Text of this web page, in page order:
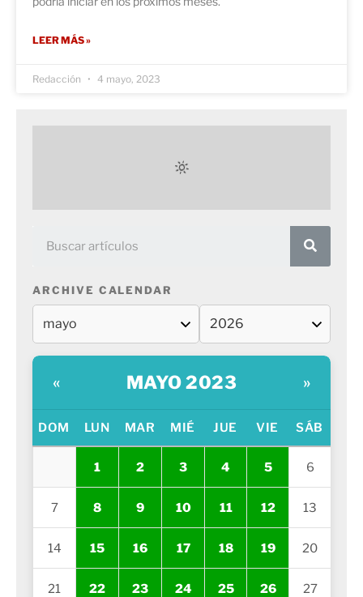
LEER MÁS »
Redacción 4 mayo, 2023
ARCHIVE CALENDAR
« MAYO 2023 »
DOM LUN MAR MIÉ JUE VIE SÁB
1 2 3 4 5 6
7 8 9 10 11 12 13
14 15 16 17 18 19 20
21 22 23 24 25 26 27